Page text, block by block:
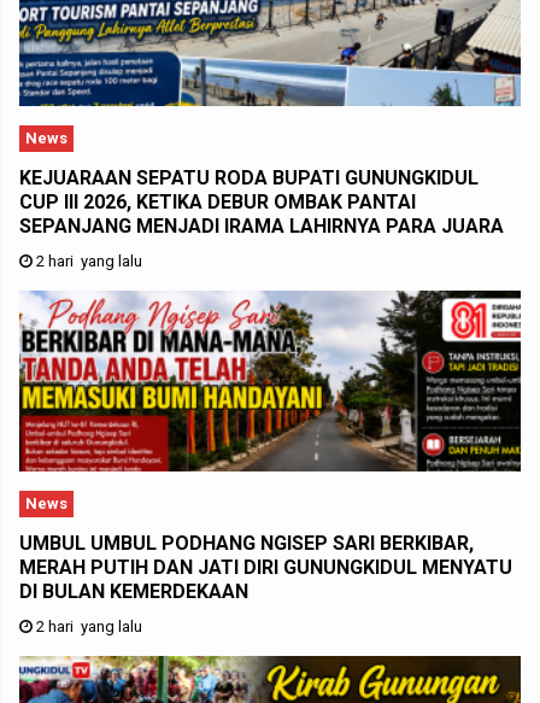
News
KEJUARAAN SEPATU RODA BUPATI GUNUNGKIDUL
CUP III 2026, KETIKA DEBUR OMBAK PANTAI
SEPANJANG MENJADI IRAMA LAHIRNYA PARA JUARA
2 hari yang lalu
News
UMBUL UMBUL PODHANG NGISEP SARI BERKIBAR,
MERAH PUTIH DAN JATI DIRI GUNUNGKIDUL MENYATU
DI BULAN KEMERDEKAAN
2 hari yang lalu